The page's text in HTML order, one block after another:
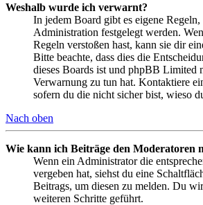
Weshalb wurde ich verwarnt?
In jedem Board gibt es eigene
Administration festgelegt werden.
Regeln verstoßen hast, kann sie dir
Bitte beachte, dass dies die
dieses Boards ist und phpBB Limited
Verwarnung zu tun hat. Kontaktiere
sofern du die nicht sicher bist, wieso
Nach oben
Wie kann ich Beiträge den Moderatoren
Wenn ein Administrator die
vergeben hat, siehst du eine
Beitrags, um diesen zu melden. Du
weiteren Schritte geführt.